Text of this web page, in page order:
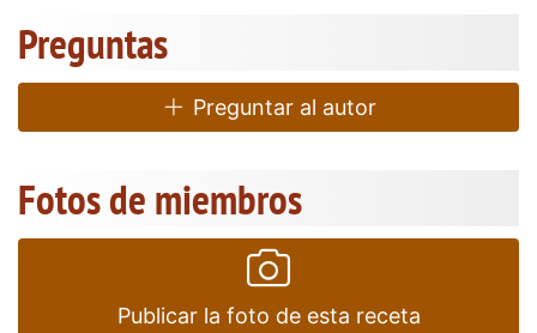
Preguntas
Preguntar al autor
Fotos de miembros
Publicar la foto de esta receta